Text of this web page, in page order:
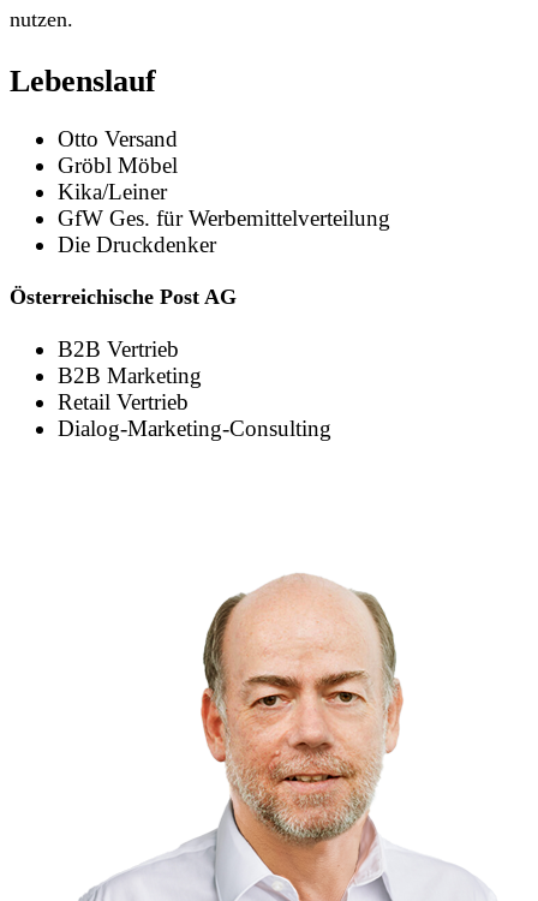
nutzen.
Lebenslauf
Otto Versand
Gröbl Möbel
Kika/Leiner
GfW Ges. für Werbemittelverteilung
Die Druckdenker
Österreichische Post AG
B2B Vertrieb
B2B Marketing
Retail Vertrieb
Dialog-Marketing-Consulting